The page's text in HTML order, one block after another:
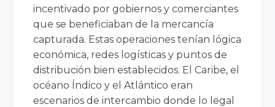
incentivado por gobiernos y comerciantes
que se beneficiaban de la mercancía
capturada. Estas operaciones tenían lógica
económica, redes logísticas y puntos de
distribución bien establecidos. El Caribe, el
océano Índico y el Atlántico eran
escenarios de intercambio donde lo legal